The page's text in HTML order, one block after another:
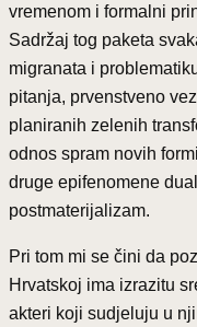
vremenom i formalni
Sadržaj tog paketa
migranata i
pitanja, prvenstveno
planiranih zelenih
odnos spram novih
druge epifenomene
postmaterijalizam.
Pri tom mi se čini da
Hrvatskoj ima izrazitu
akteri koji sudjeluju u